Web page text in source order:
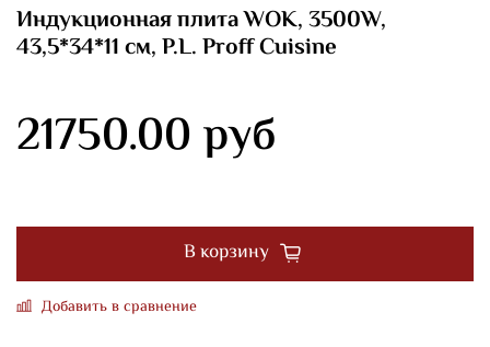
Индукционная плита WOK, 3500W,
43,5*34*11 см, P.L. Proff Cuisine
21750.00 руб
В корзину
Добавить в сравнение